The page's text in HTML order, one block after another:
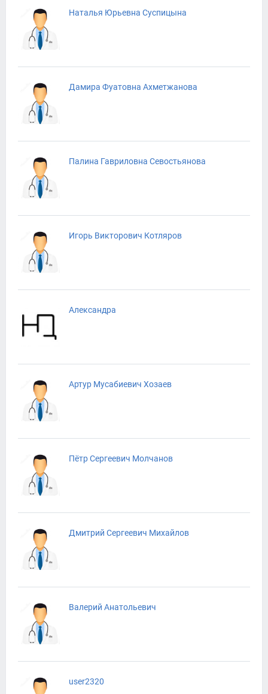
Наталья Юрьевна Суспицына
Дамира Фуатовна Ахметжанова
Палина Гавриловна Севостьянова
Игорь Викторович Котляров
Александра
Артур Мусабиевич Хозаев
Пётр Сергеевич Молчанов
Дмитрий Сергеевич Михайлов
Валерий Анатольевич
user2320